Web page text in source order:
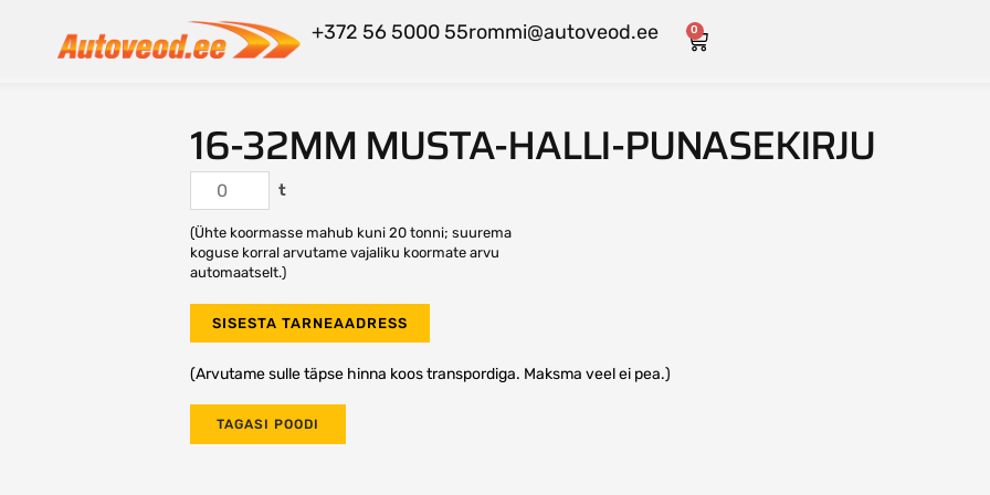
+372 56 5000 55rommi@autoveod.ee 0
16-32MM MUSTA-HALLI-PUNASEKIRJU
t
(Ühte koormasse mahub kuni 20 tonni; suurema
koguse korral arvutame vajaliku koormate arvu
automaatselt.)
SISESTA TARNEAADRESS
(Arvutame sulle täpse hinna koos transpordiga. Maksma veel ei pea.)
TAGASI POODI